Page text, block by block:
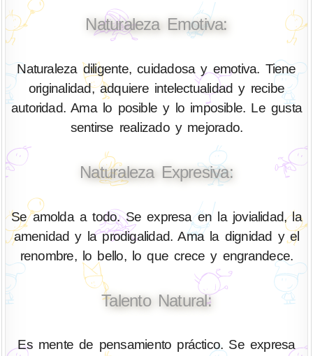
Naturaleza Emotiva:
Naturaleza diligente, cuidadosa y emotiva. Tiene
originalidad, adquiere intelectualidad y recibe
autoridad. Ama lo posible y lo imposible. Le gusta
sentirse realizado y mejorado.
Naturaleza Expresiva:
Se amolda a todo. Se expresa en la jovialidad, la
amenidad y la prodigalidad. Ama la dignidad y el
renombre, lo bello, lo que crece y engrandece.
Talento Natural:
Es mente de pensamiento práctico. Se expresa